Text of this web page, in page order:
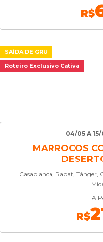
R$
SAÍDA DE GRU
Roteiro Exclusivo Cativa
04/05 A 15/
MARROCOS
Casablanca, Rabat, Tânger,
A
R$